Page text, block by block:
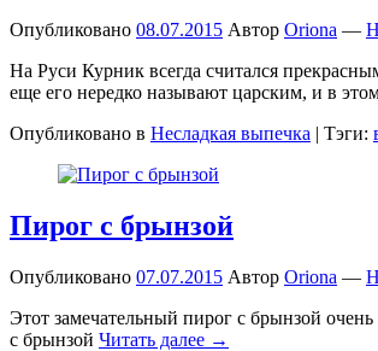
Опубликовано 08.07.2015 Автор Oriona —
На Руси Курник всегда считался
еще его нередко называют царским, и в
Опубликовано в Несладкая выпечка | Тэги:
Пирог с брынзой
Опубликовано 07.07.2015 Автор Oriona —
Этот замечательный пирог с брынзой
с брынзой Читать далее →